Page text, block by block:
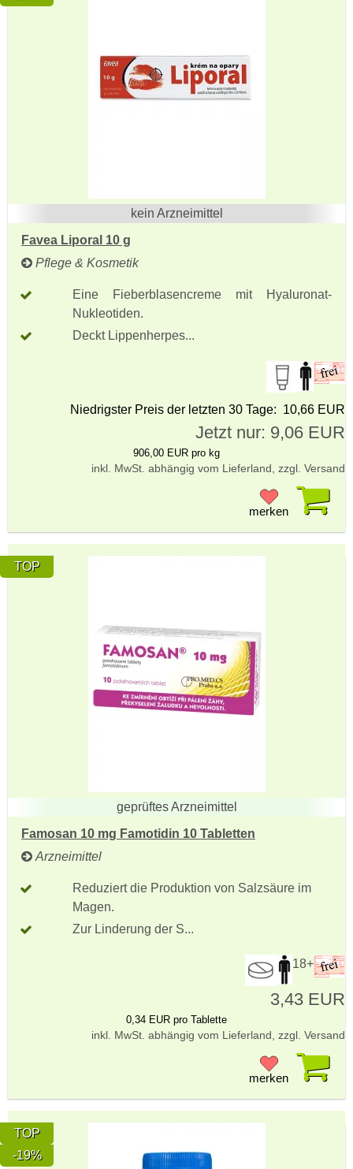
kein Arzneimittel
Favea Liporal 10 g
Pflege & Kosmetik
Eine Fieberblasencreme mit Hyaluronat-
Nukleotiden.
Deckt Lippenherpes...
Niedrigster Preis der letzten 30 Tage: 10,66 EUR
Jetzt nur: 9,06 EUR
906,00 EUR pro kg
inkl. MwSt. abhängig vom Lieferland, zzgl. Versand
merken
TOP
geprüftes Arzneimittel
Famosan 10 mg Famotidin 10 Tabletten
Arzneimittel
Reduziert die Produktion von Salzsäure im
Magen.
Zur Linderung der S...
18+
3,43 EUR
0,34 EUR pro Tablette
inkl. MwSt. abhängig vom Lieferland, zzgl. Versand
merken
TOP
-19%